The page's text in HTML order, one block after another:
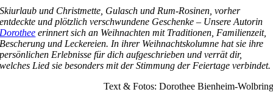
Skiurlaub und Christmette, Gulasch und Rum-Rosinen, vorher
entdeckte und plötzlich verschwundene Geschenke – Unsere Autorin
Dorothee erinnert sich an Weihnachten mit Traditionen, Familienzeit,
Bescherung und Leckereien. In ihrer Weihnachtskolumne hat sie ihre
persönlichen Erlebnisse für dich aufgeschrieben und verrät dir,
welches Lied sie besondersmit der Stimmung der Feiertage verbindet.
Text & Fotos: Dorothee Bienheim-Wolbring